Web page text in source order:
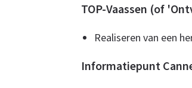
TOP-Vaassen (of
Realiseren van een
Informatiepunt